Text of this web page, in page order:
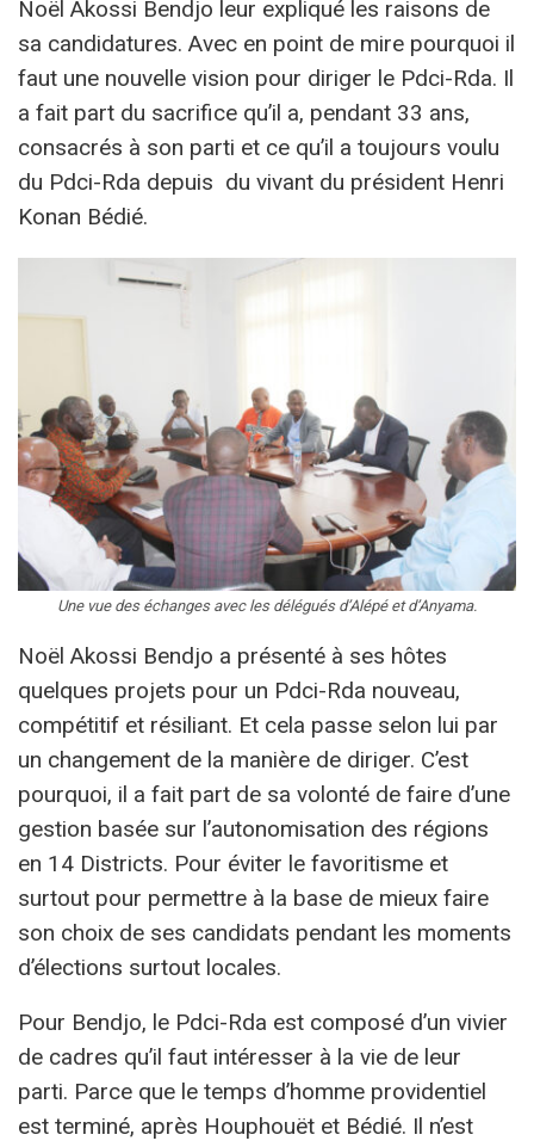
Noël Akossi Bendjo leur expliqué les raisons de
sa candidatures. Avec en point de mire pourquoi il
faut une nouvelle vision pour diriger le Pdci-Rda. Il
a fait part du sacrifice qu’il a, pendant 33 ans,
consacrés à son parti et ce qu’il a toujours voulu
du Pdci-Rda depuis du vivant du président Henri
Konan Bédié.
Une vue des échanges avec les délégués d’Alépé et d’Anyama.
Noël Akossi Bendjo a présenté à ses hôtes
quelques projets pour un Pdci-Rda nouveau,
compétitif et résiliant. Et cela passe selon lui par
un changement de la manière de diriger. C’est
pourquoi, il a fait part de sa volonté de faire d’une
gestion basée sur l’autonomisation des régions
en 14 Districts. Pour éviter le favoritisme et
surtout pour permettre à la base de mieux faire
son choix de ses candidats pendant les moments
d’élections surtout locales.
Pour Bendjo, le Pdci-Rda est composé d’un vivier
de cadres qu’il faut intéresser à la vie de leur
parti. Parce que le temps d’homme providentiel
est terminé, après Houphouët et Bédié. Il n’est